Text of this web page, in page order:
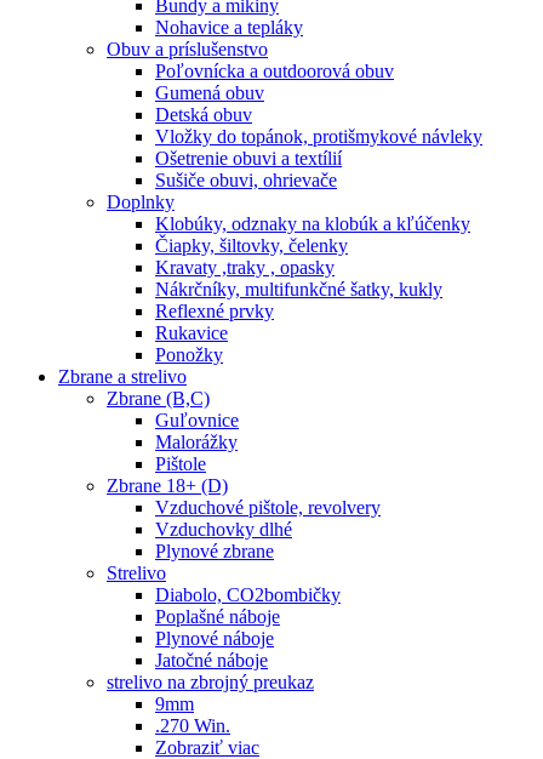
Bundy a mikiny
Nohavice a tepláky
Obuv a príslušenstvo
Poľovnícka a outdoorová obuv
Gumená obuv
Detská obuv
Vložky do topánok, protišmykové návleky
Ošetrenie obuvi a textílií
Sušiče obuvi, ohrievače
Doplnky
Klobúky, odznaky na klobúk a kľúčenky
Čiapky, šiltovky, čelenky
Kravaty ,traky , opasky
Nákrčníky, multifunkčné šatky, kukly
Reflexné prvky
Rukavice
Ponožky
Zbrane a strelivo
Zbrane (B,C)
Guľovnice
Malorážky
Pištole
Zbrane 18+ (D)
Vzduchové pištole, revolvery
Vzduchovky dlhé
Plynové zbrane
Strelivo
Diabolo, CO2bombičky
Poplašné náboje
Plynové náboje
Jatočné náboje
strelivo na zbrojný preukaz
9mm
.270 Win.
Zobraziť viac